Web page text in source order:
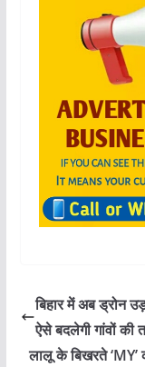
बिहार में अब ड्रोन
ऐसे बदलेगी गांवों की
लालू के बिखरते